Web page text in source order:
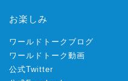
お楽しみ
ワールドトークブログ
ワールドトーク動画
公式Twitter